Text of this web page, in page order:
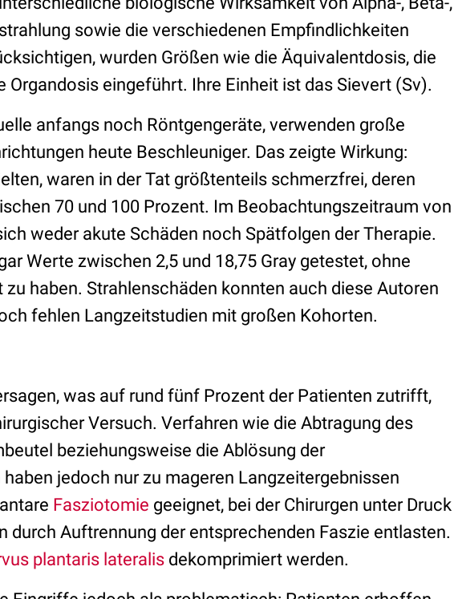
sowie die verschiedenen Empfindlichkeiten
wurden Größen wie die Äquivalentdosis, die
eingeführt. Ihre Einheit ist das Sievert (Sv).
anfangs noch Röntgengeräte, verwenden große
heute Beschleuniger. Das zeigte Wirkung:
waren in der Tat größtenteils schmerzfrei, deren
70 und 100 Prozent. Im Beobachtungszeitraum von
weder akute Schäden noch Spätfolgen der Therapie.
Werte zwischen 2,5 und 18,75 Gray getestet, ohne
haben. Strahlenschäden konnten auch diese Autoren
fehlen Langzeitstudien mit großen Kohorten.
was auf rund fünf Prozent der Patienten zutrifft,
Versuch. Verfahren wie die Abtragung des
beziehungsweise die Ablösung der
jedoch nur zu mageren Langzeitergebnissen
Fasziotomie geeignet, bei der Chirurgen unter Druck
durch Auftrennung der entsprechenden Faszie entlasten.
plantaris lateralis dekomprimiert werden.